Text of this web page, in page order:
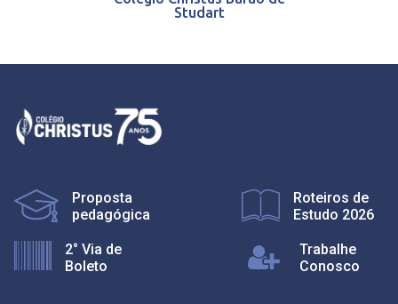
Studart
Proposta
pedagógica
Roteiros de
Estudo 2026
2° Via de
Boleto
Trabalhe
Conosco